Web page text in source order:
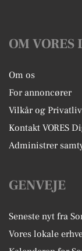
OM VORES
Om os
For annoncører
Vilkår og
Kontakt VORES
Administrer
GENVEJE
Seneste nyt fra
Vores lokale